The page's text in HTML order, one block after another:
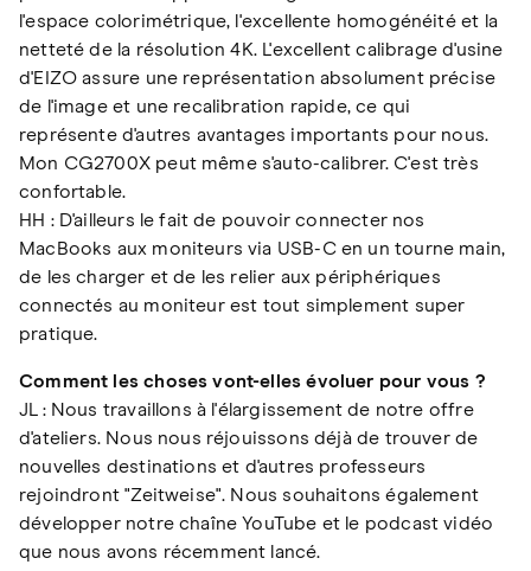
l'espace colorimétrique, l'excellente homogénéité et la
netteté de la résolution 4K. L'excellent calibrage d'usine
d'EIZO assure une représentation absolument précise
de l'image et une recalibration rapide, ce qui
représente d'autres avantages importants pour nous.
Mon CG2700X peut même s'auto-calibrer. C'est très
confortable.
HH : D'ailleurs le fait de pouvoir connecter nos
MacBooks aux moniteurs via USB-C en un tourne main,
de les charger et de les relier aux périphériques
connectés au moniteur est tout simplement super
pratique.
Comment les choses vont-elles évoluer pour vous ?
JL : Nous travaillons à l'élargissement de notre offre
d'ateliers. Nous nous réjouissons déjà de trouver de
nouvelles destinations et d'autres professeurs
rejoindront "Zeitweise". Nous souhaitons également
développer notre chaîne YouTube et le podcast vidéo
que nous avons récemment lancé.